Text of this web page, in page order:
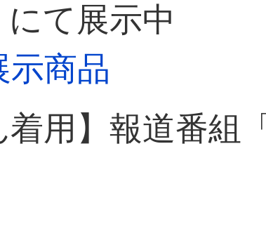
て展示中
示商品
着用】報道番組